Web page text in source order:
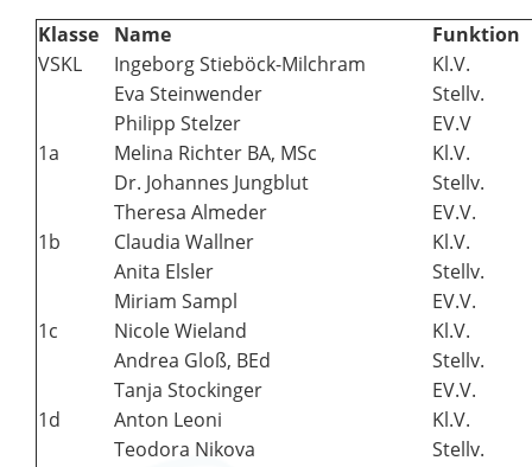
Klasse Name
Funktion
VSKL
Ingeborg Stieböck-Milchram
Kl.V.
Eva Steinwender
Stellv.
Philipp Stelzer
EV.V
1a
Melina Richter BA, MSc
Kl.V.
Dr. Johannes Jungblut
Stellv.
Theresa Almeder
EV.V.
1b
Claudia Wallner
Kl.V.
Anita Elsler
Stellv.
Miriam Sampl
EV.V.
1c
Nicole Wieland
Kl.V.
Andrea Gloß, BEd
Stellv.
Tanja Stockinger
EV.V.
1d
Anton Leoni
Kl.V.
Teodora Nikova
Stellv.